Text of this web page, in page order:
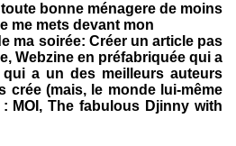
bonne ménagere de moins
me mets devant mon
ma soirée: Créer un article pas
Webzine en préfabriquée qui a
a un des meilleurs auteurs
crée (mais, le monde lui-même
MOI, The fabulous Djinny with